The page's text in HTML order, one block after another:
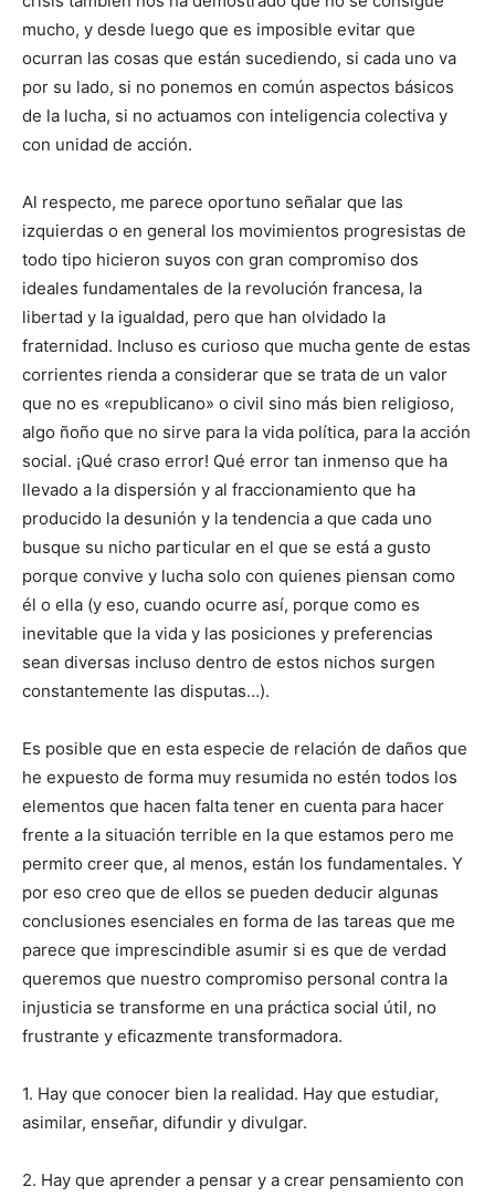
mucho, y desde luego que es imposible evitar que
ocurran las cosas que están sucediendo, si cada uno va
por su lado, si no ponemos en común aspectos básicos
de la lucha, si no actuamos con inteligencia colectiva y
con unidad de acción.
Al respecto, me parece oportuno señalar que las
izquierdas o en general los movimientos progresistas de
todo tipo hicieron suyos con gran compromiso dos
ideales fundamentales de la revolución francesa, la
libertad y la igualdad, pero que han olvidado la
fraternidad. Incluso es curioso que mucha gente de estas
corrientes rienda a considerar que se trata de un valor
que no es «republicano» o civil sino más bien religioso,
algo ñoño que no sirve para la vida política, para la acción
social. ¡Qué craso error! Qué error tan inmenso que ha
llevado a la dispersión y al fraccionamiento que ha
producido la desunión y la tendencia a que cada uno
busque su nicho particular en el que se está a gusto
porque convive y lucha solo con quienes piensan como
él o ella (y eso, cuando ocurre así, porque como es
inevitable que la vida y las posiciones y preferencias
sean diversas incluso dentro de estos nichos surgen
constantemente las disputas…).
Es posible que en esta especie de relación de daños que
he expuesto de forma muy resumida no estén todos los
elementos que hacen falta tener en cuenta para hacer
frente a la situación terrible en la que estamos pero me
permito creer que, al menos, están los fundamentales. Y
por eso creo que de ellos se pueden deducir algunas
conclusiones esenciales en forma de las tareas que me
parece que imprescindible asumir si es que de verdad
queremos que nuestro compromiso personal contra la
injusticia se transforme en una práctica social útil, no
frustrante y eficazmente transformadora.
1. Hay que conocer bien la realidad. Hay que estudiar,
asimilar, enseñar, difundir y divulgar.
2. Hay que aprender a pensar y a crear pensamiento con